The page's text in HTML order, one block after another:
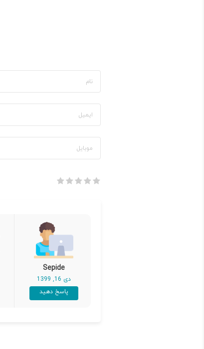
Sepide
دی 16, 1399
پاسخ دهید